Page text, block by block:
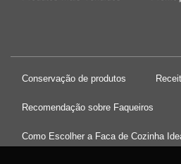
Conservação de produtos
Recomendação sobre Faqueiros
Como Escolher a Faca de Cozinha